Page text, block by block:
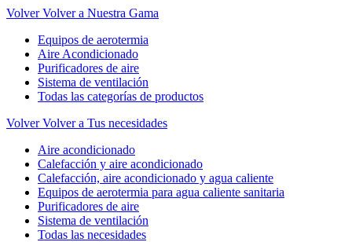
Volver Volver a Nuestra Gama
Equipos de aerotermia
Aire Acondicionado
Purificadores de aire
Sistema de ventilación
Todas las categorías de productos
Volver Volver a Tus necesidades
Aire acondicionado
Calefacción y aire acondicionado
Calefacción, aire acondicionado y agua caliente
Equipos de aerotermia para agua caliente sanitaria
Purificadores de aire
Sistema de ventilación
Todas las necesidades